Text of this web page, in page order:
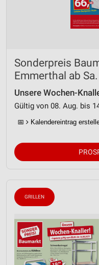
Sonderpreis
Emmerthal ab
Unsere Wochen-
Gültig von 08. Aug. bis
📅 Kalendereintrag
GRILLEN